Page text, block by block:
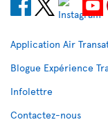
Application Air
Blogue Expérience
Infolettre
Contactez-nous